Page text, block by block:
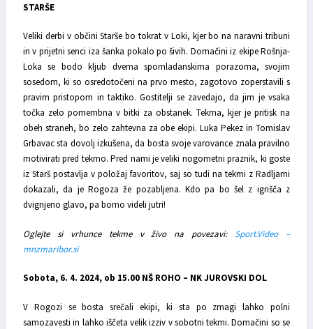
STARŠE
Veliki derbi v občini Starše bo tokrat v Loki, kjer bo na naravni tribuni
in v prijetni senci iza šanka pokalo po šivih. Domačini iz ekipe Rošnja-
Loka se bodo kljub dvema spomladanskima porazoma, svojim
sosedom, ki so osredotočeni na prvo mesto, zagotovo zoperstavili s
pravim pristopom in taktiko. Gostitelji se zavedajo, da jim je vsaka
točka zelo pomembna v bitki za obstanek. Tekma, kjer je pritisk na
obeh straneh, bo zelo zahtevna za obe ekipi. Luka Pekez in Tomislav
Grbavac sta dovolj izkušena, da bosta svoje varovance znala pravilno
motivirati pred tekmo. Pred nami je veliki nogometni praznik, ki goste
iz Starš postavlja v položaj favoritov, saj so tudi na tekmi z Radljami
dokazali, da je Rogoza že pozabljena. Kdo pa bo šel z igrišča z
dvignjeno glavo, pa bomo videli jutri!
Oglejte si vrhunce tekme v živo na povezavi: Sport.Video –
mnzmaribor.si
Sobota, 6. 4. 2024, ob 15.00 NŠ ROHO – NK JUROVSKI DOL
V Rogozi se bosta srečali ekipi, ki sta po zmagi lahko polni
samozavesti in lahko iščeta velik izziv v sobotni tekmi. Domačini so se